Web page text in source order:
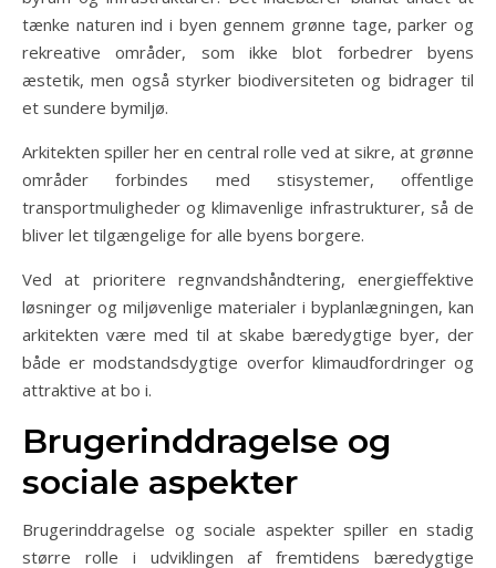
tænke naturen ind i byen gennem grønne tage, parker og
rekreative områder, som ikke blot forbedrer byens
æstetik, men også styrker biodiversiteten og bidrager til
et sundere bymiljø.
Arkitekten spiller her en central rolle ved at sikre, at grønne
områder forbindes med stisystemer, offentlige
transportmuligheder og klimavenlige infrastrukturer, så de
bliver let tilgængelige for alle byens borgere.
Ved at prioritere regnvandshåndtering, energieffektive
løsninger og miljøvenlige materialer i byplanlægningen, kan
arkitekten være med til at skabe bæredygtige byer, der
både er modstandsdygtige overfor klimaudfordringer og
attraktive at bo i.
Brugerinddragelse og
sociale aspekter
Brugerinddragelse og sociale aspekter spiller en stadig
større rolle i udviklingen af fremtidens bæredygtige